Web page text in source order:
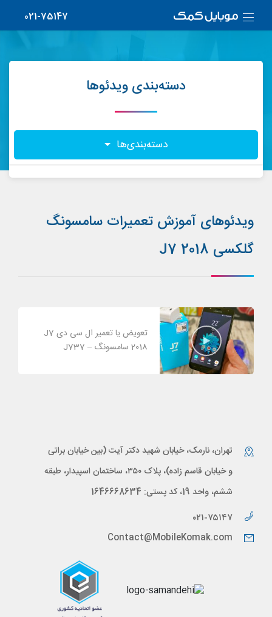
021-75147
دسته‌بندی ویدئوها
دسته‌بندی‌ها
ویدئوهای آموزش تعمیرات سامسونگ
گلکسی J7 2018
تعویض یا تعمیر ال سی دی J7
2018 سامسونگ – J737
تهران، نارمک، خیابان شهید دکتر آیت (بین خیابان براتی
و خیابان قاسم زاده)، پلاک ۳۵۰، ساختمان اسپیدار، طبقه
ششم، واحد 19، کد پستی: 1646668634
۰۲۱-۷۵۱۴۷
Contact@MobileKomak.com